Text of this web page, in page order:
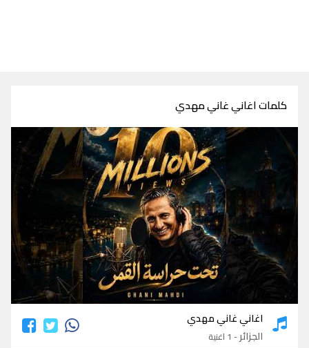
كلمات اغاني غاني مهدي
كلمات اغاني غاني مهدي
اغاني غاني مهدي
الجزائر- 1 اغنية